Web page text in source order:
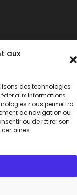
aux
des technologies
aux informations
nous permettra
de navigation ou
ou de retirer son
certaines